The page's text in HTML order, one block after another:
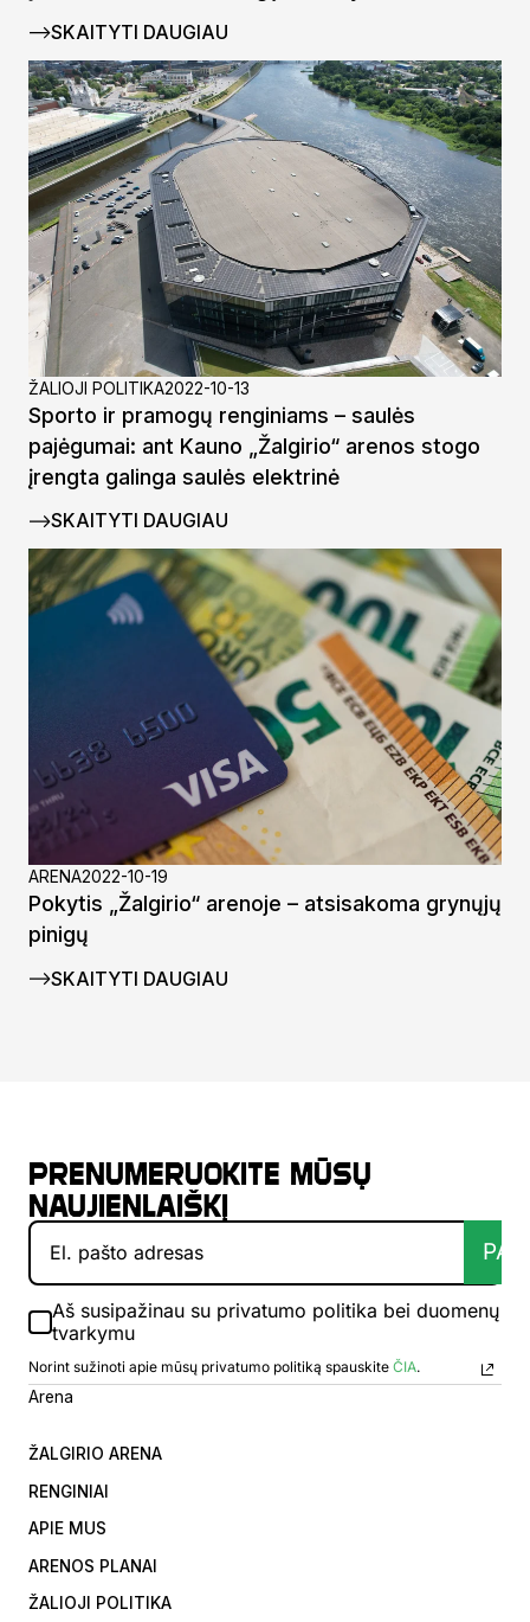
SKAITYTI DAUGIAU
ŽALIOJI POLITIKA2022-10-13
Sporto ir pramogų renginiams – saulės
pajėgumai: ant Kauno „Žalgirio“ arenos stogo
įrengta galinga saulės elektrinė
SKAITYTI DAUGIAU
ARENA2022-10-19
Pokytis „Žalgirio“ arenoje – atsisakoma grynųjų
pinigų
SKAITYTI DAUGIAU
Prenumeruokite mūsų
naujienlaiškį
Aš susipažinau su privatumo politika bei duomenų
tvarkymu
Norint sužinoti apie mūsų privatumo politiką spauskite ČIA.
Arena
ŽALGIRIO ARENA
RENGINIAI
APIE MUS
ARENOS PLANAI
ŽALIOJI POLITIKA